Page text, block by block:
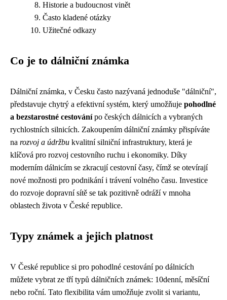
Historie a budoucnost vinět
Často kladené otázky
Užitečné odkazy
Co je to dálniční známka
Dálniční známka, v Česku často nazývaná jednoduše "dálniční",
představuje chytrý a efektivní systém, který umožňuje pohodlné
a bezstarostné cestovánípo českých dálnicích a vybraných
rychlostních silnicích. Zakoupením dálniční známky přispíváte
na rozvoj a údržbu kvalitní silniční infrastruktury, která je
klíčová pro rozvoj cestovního ruchu i ekonomiky. Díky
moderním dálnicím se zkracují cestovní časy, čímž se otevírají
nové možnosti pro podnikání i trávení volného času. Investice
do rozvoje dopravní sítě se tak pozitivně odráží v mnoha
oblastech života v České republice.
Typy známek a jejich platnost
V České republice si pro pohodlné cestování po dálnicích
můžete vybrat ze tří typů dálničních známek: 10denní, měsíční
nebo roční. Tato flexibilita vám umožňuje zvolit si variantu,